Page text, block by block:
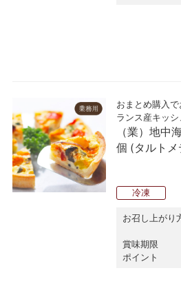
おまとめ購入
ランス産キッシ
（業）地中
個 (タルトメ
冷凍
お召し上がり
賞味期限
ポイント